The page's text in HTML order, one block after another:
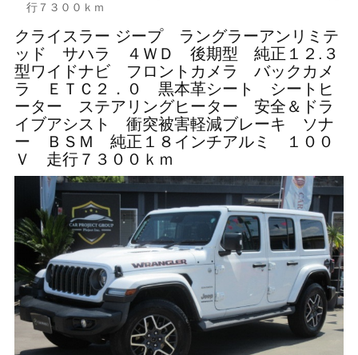
行７３００ｋｍ
クライスラー ジープ ラングラーアンリミテ
ッド サハラ ４ＷＤ 後期型 純正１２.３
型ワイドナビ フロントカメラ バックカメ
ラ ＥＴＣ２．０ 黒本革シート シートヒ
ーター ステアリングヒーター 安全＆ドラ
イブアシスト 衝突被害軽減ブレーキ ソナ
ー ＢＳＭ 純正１８インチアルミ １００
Ｖ 走行７３００ｋｍ